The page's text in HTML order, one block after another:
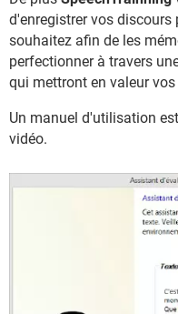
d'enregistrer vos discours
souhaitez afin de les
perfectionner à travers
qui mettront en valeur
Un manuel d'utilisation
vidéo.